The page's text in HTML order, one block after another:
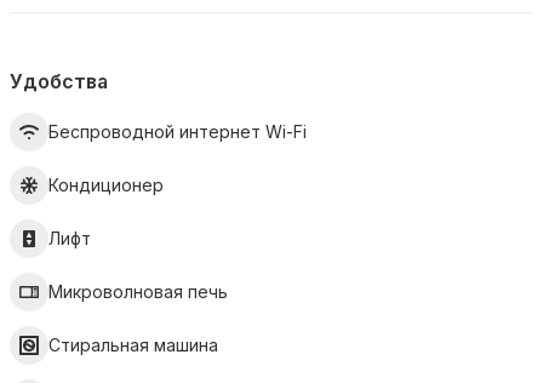
Удобства
Беспроводной интернет Wi-Fi
Кондиционер
Лифт
Микроволновая печь
Стиральная машина